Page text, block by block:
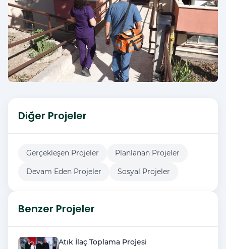
Diğer Projeler
Gerçekleşen Projeler Planlanan Projeler
Devam Eden Projeler Sosyal Projeler
Benzer Projeler
Atık İlaç Toplama Projesi